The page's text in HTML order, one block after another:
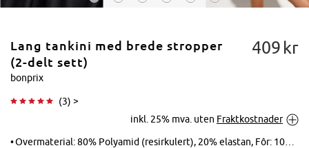
forstørre
Lang tankini med brede stropper
(2-delt sett)
bonprix
(3) >
409 kr
inkl. 25% mva. uten Fraktkostnader
Overmaterial: 80% Polyamid (resirkulert), 20% elastan, Fôr: 100% polyester